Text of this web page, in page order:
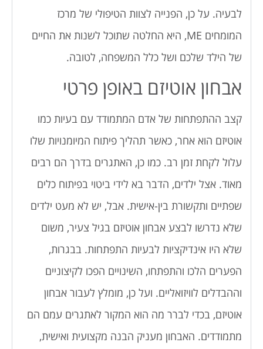
לבעיה. על כן, הפנייה לצוות הטיפולי של מרכז
המומחים ME, היא החלטה שתוכל לשנות את החיים
של הילד שלכם ושל כלל המשפחה, לטובה.
אבחון אוטיזם באופן פרטי
קצב ההתפתחות של אדם המתמודד עם בעיות כמו
אוטיזם הוא אחר, כאשר תהליך פיתוח המיומנויות שלו
עלול לקחת זמן רב. כמו כן, האתגרים בדרך הם רבים
מאוד. אצל ילדים, הדבר בא לידי ביטוי בפיתוח כלים
שפתיים ותקשורת בין-אישית. אבל, יש לא מעט ילדים
שלא נדרשו לבצע אבחון אוטיזם בגיל צעיר, משום
שלא היו אינדיקציות לבעיות התפתחות. בבגרות,
הפערים הלכו והתפתחו, השינויים הפכו לקיצוניים
וההבדלים לוויזואליים. ועל כן, מומלץ לעבור אבחון
אוטיזם, בכדי לברר מה הוא המקור לאתגרים עמם הם
מתמודדים. האבחון מעניק הבנה מקצועית ואישית,